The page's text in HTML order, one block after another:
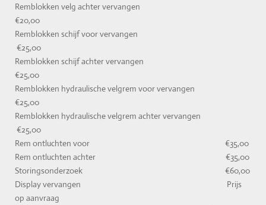
Remblokken velg achter vervangen
€20,00
Remblokken schijf voor vervangen
€25,00
Remblokken schijf achter vervangen
€25,00
Remblokken hydraulische velgrem voor vervangen
€25,00
Remblokken hydraulische velgrem achter vervangen
€25,00
Rem ontluchten voor €35,00
Rem ontluchten achter €35,00
Storingsonderzoek €60,00
Display vervangen Prijs
op aanvraag